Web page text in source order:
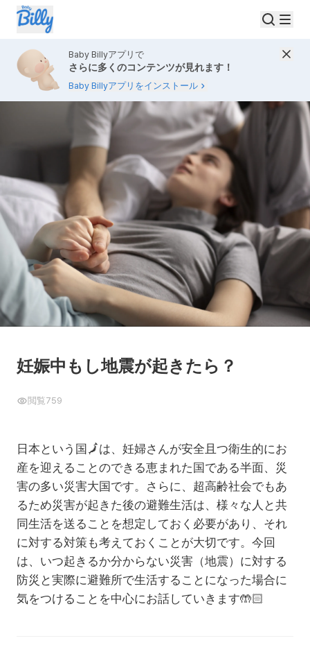
Baby Billyアプリで
さらに多くのコンテンツが見れます！
Baby Billyアプリをインストール
妊娠中もし地震が起きたら？
閲覧759
日本という国🗾は、妊婦さんが安全且つ衛生的にお
産を迎えることのできる恵まれた国である半面、災
害の多い災害大国です。さらに、超高齢社会でもあ
るため災害が起きた後の避難生活は、様々な人と共
同生活を送ることを想定しておく必要があり、それ
に対する対策も考えておくことが大切です。今回
は、いつ起きるか分からない災害（地震）に対する
防災と実際に避難所で生活することになった場合に
気をつけることを中心にお話していきます🤲🏻